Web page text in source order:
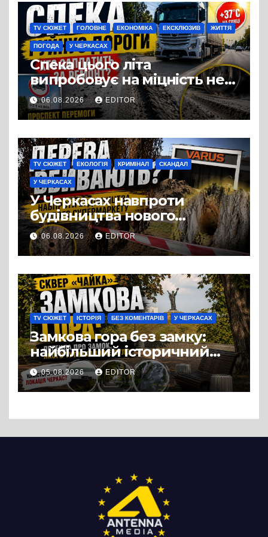
TV СЮЖЕТ ГОЛОВНЕ ЕКОНОМІКА ЕКСКЛЮЗИВ ЖИТТЯ
ПОГОДА У ЧЕРКАСАХ
Спека цього літа
випробовує на міцність не
лише людей, а й дороги
Черкас
06.08.2026 EDITOR
TV СЮЖЕТ ЕКОЛОГІЯ КРИМІНАЛ СКАНДАЛ
У ЧЕРКАСАХ
У Черкасах навпроти
будівництва нового
супермаркету VARUS на
проспекті Перемоги всохли
дерева. І це навряд чи
можна назвати
випадковістю
06.08.2026 EDITOR
TV СЮЖЕТ ІСТОРІЯ БЕЗ КОМЕНТАРІВ У ЧЕРКАСАХ
Замкова гора без замку:
найбільший історичний
міф Черкас
05.08.2026 EDITOR